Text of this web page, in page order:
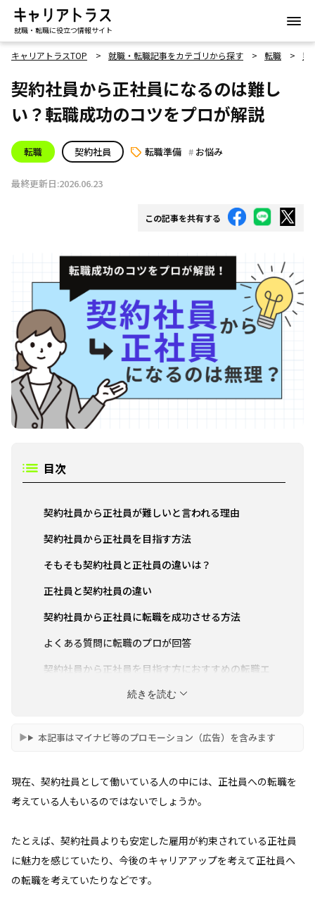
就職・転職に役立つ情報サイト
キャリアトラスTOP 就職・転職記事をカテゴリから探す 転職 契
契約社員から正社員になるのは難し
い？転職成功のコツをプロが解説
転職 契約社員 転職準備 お悩み
最終更新日:2026.06.23
この記事を共有する
目次
契約社員から正社員が難しいと言われる理由
契約社員から正社員を目指す方法
そもそも契約社員と正社員の違いは？
正社員と契約社員の違い
契約社員から正社員に転職を成功させる方法
よくある質問に転職のプロが回答
契約社員から正社員を目指す方におすすめの転職エ
続きを読む
本記事はマイナビ等のプロモーション（広告）を含みます
現在、契約社員として働いている人の中には、正社員への転職を
考えている人もいるのではないでしょうか。
たとえば、契約社員よりも安定した雇用が約束されている正社員
に魅力を感じていたり、今後のキャリアアップを考えて正社員へ
の転職を考えていたりなどです。